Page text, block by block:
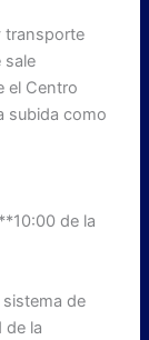
transporte
sale
el Centro
subida como
de la
de
de la